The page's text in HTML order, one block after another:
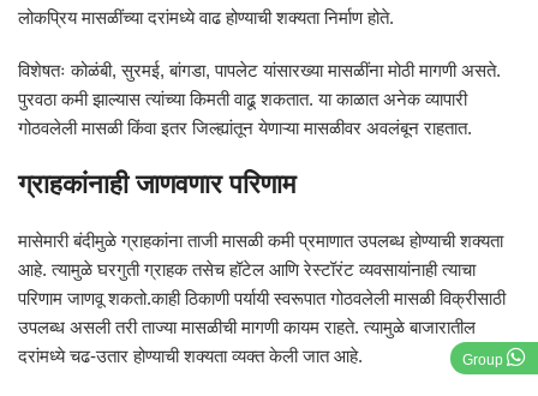
Group
लोकप्रिय मासळींच्या दरांमध्ये वाढ होण्याची शक्यता निर्माण होते.
विशेषतः कोळंबी, सुरमई, बांगडा, पापलेट यांसारख्या मासळींना मोठी मागणी असते.
पुरवठा कमी झाल्यास त्यांच्या किमती वाढू शकतात. या काळात अनेक व्यापारी
गोठवलेली मासळी किंवा इतर जिल्ह्यांतून येणाऱ्या मासळीवर अवलंबून राहतात.
ग्राहकांनाही जाणवणार परिणाम
मासेमारी बंदीमुळे ग्राहकांना ताजी मासळी कमी प्रमाणात उपलब्ध होण्याची शक्यता
आहे. त्यामुळे घरगुती ग्राहक तसेच हॉटेल आणि रेस्टॉरंट व्यवसायांनाही त्याचा
परिणाम जाणवू शकतो.काही ठिकाणी पर्यायी स्वरूपात गोठवलेली मासळी विक्रीसाठी
उपलब्ध असली तरी ताज्या मासळीची मागणी कायम राहते. त्यामुळे बाजारातील
दरांमध्ये चढ-उतार होण्याची शक्यता व्यक्त केली जात आहे.